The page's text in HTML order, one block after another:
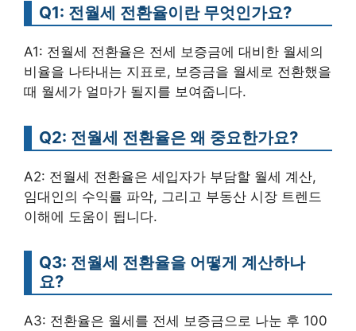
Q1: 전월세 전환율이란 무엇인가요?
A1: 전월세 전환율은 전세 보증금에 대비한 월세의
비율을 나타내는 지표로, 보증금을 월세로 전환했을
때 월세가 얼마가 될지를 보여줍니다.
Q2: 전월세 전환율은 왜 중요한가요?
A2: 전월세 전환율은 세입자가 부담할 월세 계산,
임대인의 수익률 파악, 그리고 부동산 시장 트렌드
이해에 도움이 됩니다.
Q3: 전월세 전환율을 어떻게 계산하나
요?
A3: 전환율은 월세를 전세 보증금으로 나눈 후 100